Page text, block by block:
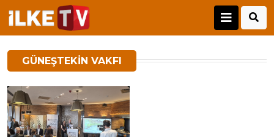
GÜNEŞTEKIN VAKFI